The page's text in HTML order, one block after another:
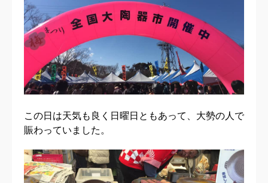
この日は天気も良く日曜日ともあって、大勢の人で
賑わっていました。